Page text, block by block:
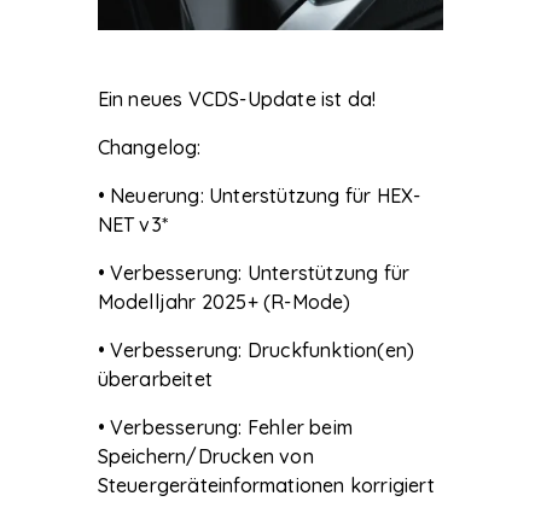
Ein neues VCDS-Update ist da!
Changelog:
• Neuerung: Unterstützung für HEX-
NET v3*
• Verbesserung: Unterstützung für
Modelljahr 2025+ (R-Mode)
• Verbesserung: Druckfunktion(en)
überarbeitet
• Verbesserung: Fehler beim
Speichern/Drucken von
Steuergeräteinformationen korrigiert